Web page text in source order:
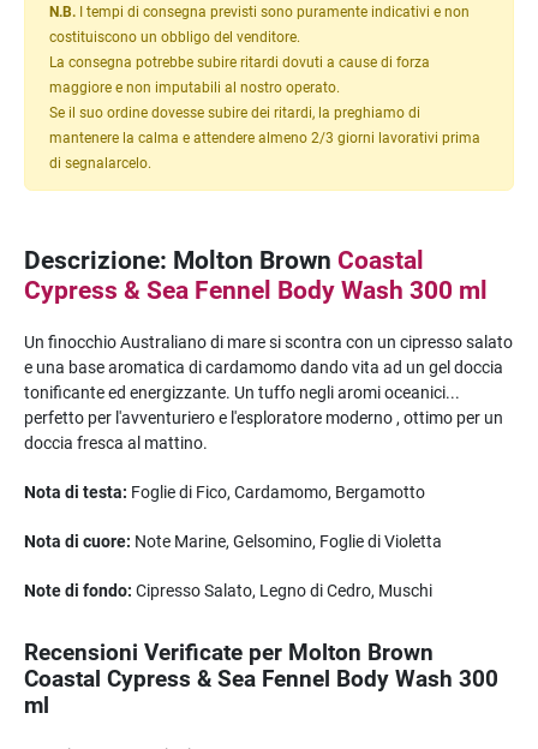
N.B. I tempi di consegna previsti sono puramente indicativi e non
costituiscono un obbligo del venditore.
La consegna potrebbe subire ritardi dovuti a cause di forza
maggiore e non imputabili al nostro operato.
Se il suo ordine dovesse subire dei ritardi, la preghiamo di
mantenere la calma e attendere almeno 2/3 giorni lavorativi prima
di segnalarcelo.
Descrizione: Molton Brown Coastal
Cypress & Sea Fennel Body Wash 300 ml
Un finocchio Australiano di mare si scontra con un cipresso salato
e una base aromatica di cardamomo dando vita ad un gel doccia
tonificante ed energizzante. Un tuffo negli aromi oceanici...
perfetto per l'avventuriero e l'esploratore moderno , ottimo per un
doccia fresca al mattino.
Nota di testa: Foglie di Fico, Cardamomo, Bergamotto
Nota di cuore: Note Marine, Gelsomino, Foglie di Violetta
Note di fondo: Cipresso Salato, Legno di Cedro, Muschi
Recensioni Verificate per Molton Brown
Coastal Cypress & Sea Fennel Body Wash 300
ml